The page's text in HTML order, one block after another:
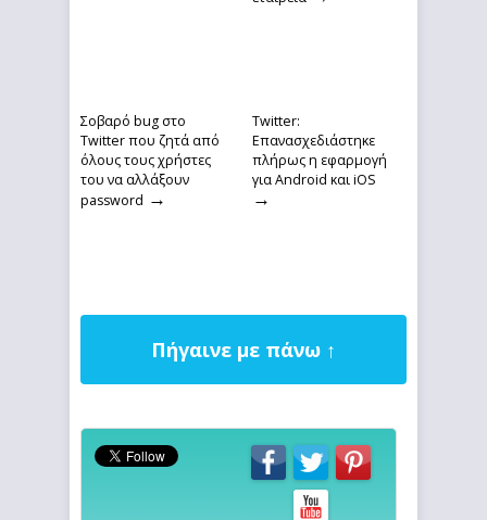
Σοβαρό bug στο
Twitter που ζητά από
όλους τους χρήστες
του να αλλάξουν
password →
Twitter:
Επανασχεδιάστηκε
πλήρως η εφαρμογή
για Android και iOS
→
Πήγαινε με πάνω ↑